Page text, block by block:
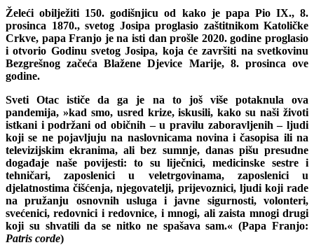
Želeći obilježiti 150. godišnjicu od kako je papa Pio IX., 8.
prosinca 1870., svetog Josipa proglasio zaštitnikom Katoličke
Crkve, papa Franjo je na isti dan prošle 2020. godine proglasio
i otvorio Godinu svetog Josipa, koja će završiti na svetkovinu
Bezgrešnog začeća Blažene Djevice Marije, 8. prosinca ove
godine.
Sveti Otac ističe da ga je na to još više potaknula ova
pandemija, »kad smo, usred krize, iskusili, kako su naši životi
istkani i podržani od običnih – u pravilu zaboravljenih – ljudi
koji se ne pojavljuju na naslovnicama novina i časopisa ili na
televizijskim ekranima, ali bez sumnje, danas pišu presudne
događaje naše povijesti: to su liječnici, medicinske sestre i
tehničari, zaposlenici u veletrgovinama, zaposlenici u
djelatnostima čišćenja, njegovatelji, prijevoznici, ljudi koji rade
na pružanju osnovnih usluga i javne sigurnosti, volonteri,
svećenici, redovnici i redovnice, i mnogi, ali zaista mnogi drugi
koji su shvatili da se nitko ne spašava sam.« (Papa Franjo:
Patris corde)